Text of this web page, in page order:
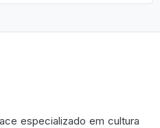
especializado em cultura